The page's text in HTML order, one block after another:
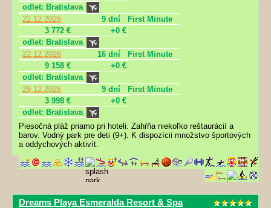
odlet: Bratislava
22.12.2026
9 dní
First Minute
3 772 €
+0 €
odlet: Bratislava
22.12.2026
16 dní
First Minute
9 158 €
+0 €
odlet: Bratislava
29.12.2026
9 dní
First Minute
3 998 €
+0 €
odlet: Bratislava
Piesočná pláž priamo pri hoteli. Zahŕňa niekoľko reštaurácií a
barov. Vodný park pre deti (9+). K dispozícii množstvo športových
a oddychových aktivít.
Dreams Playa Esmeralda Resort & Spa